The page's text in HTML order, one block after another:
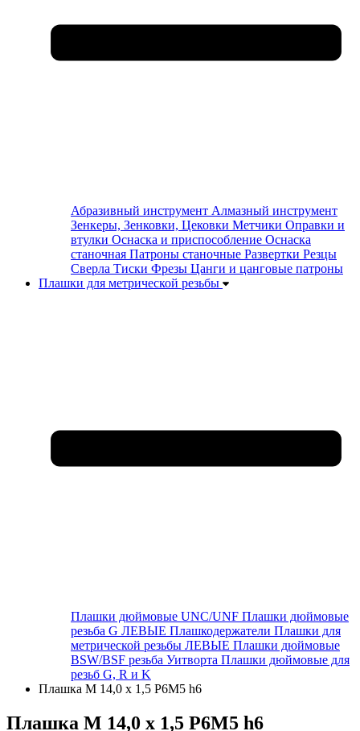
Абразивный инструмент Алмазный инструмент
Зенкеры, Зенковки, Цековки Метчики Оправки и
втулки Оснаска и приспособление Оснаска
станочная Патроны станочные Развертки Резцы
Сверла Тиски Фрезы Цанги и цанговые патроны
Плашки для метрической резьбы
Плашки дюймовые UNC/UNF Плашки дюймовые
резьба G ЛЕВЫЕ Плашкодержатели Плашки для
метрической резьбы ЛЕВЫЕ Плашки дюймовые
BSW/BSF резьба Уитворта Плашки дюймовые для
резьб G, R и K
Плашка М 14,0 х 1,5 Р6М5 h6
Плашка М 14,0 х 1,5 Р6М5 h6